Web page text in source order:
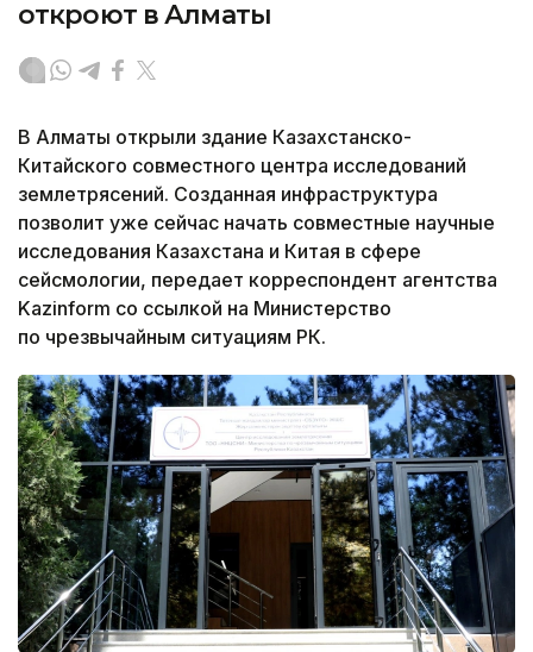
откроют в Алматы
В Алматы открыли здание Казахстанско-
Китайского совместного центра исследований
землетрясений. Созданная инфраструктура
позволит уже сейчас начать совместные научные
исследования Казахстана и Китая в сфере
сейсмологии, передает корреспондент агентства
Kazinform со ссылкой на Министерство
по чрезвычайным ситуациям РК.